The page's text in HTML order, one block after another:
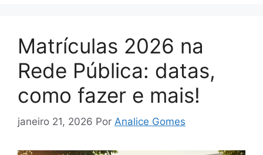
Matrículas 2026 na
Rede Pública: datas,
como fazer e mais!
janeiro 21, 2026 Por Analice Gomes